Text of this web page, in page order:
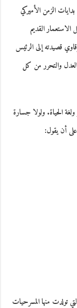
الزمن الأميركي
الاستعمار القديم
قصيدته إلى الرئيس
والتحرر من كل
الحياة. ولولا جسارة
أن‮ ‬يقول:
تولدت منها المسرحيات